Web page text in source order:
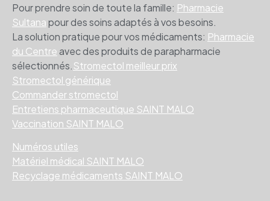
Pour prendre soin de toute la famille: Pharmacie
Sultanapour des soins adaptés à vos besoins.
La solution pratique pour vos médicaments: Pharmacie
du Centreavec des produits de parapharmacie
sélectionnés.Stromectol meilleur prix
Stromectol générique
Commander stromectol
Entretiens pharmaceutique SAINT MALO
Vaccination SAINT MALO
Numéros utiles
Matériel médical SAINT MALO
Recyclage médicaments SAINT MALO